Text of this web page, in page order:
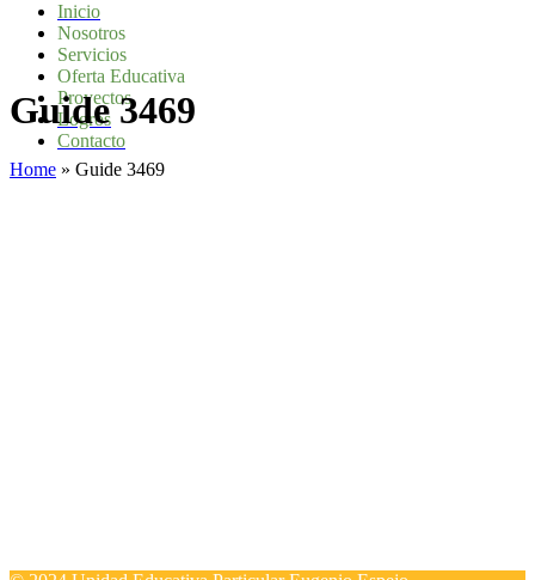
Inicio
Nosotros
Servicios
Oferta Educativa
Proyectos
Logros
Contacto
Guide 3469
Home » Guide 3469